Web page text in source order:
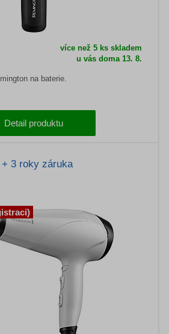
více než 5 ks skladem
u vás doma 13. 8.
na baterie.
Detail produktu
+ 3 roky záruka